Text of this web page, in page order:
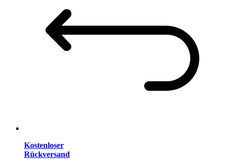
Kostenloser
Rückversand